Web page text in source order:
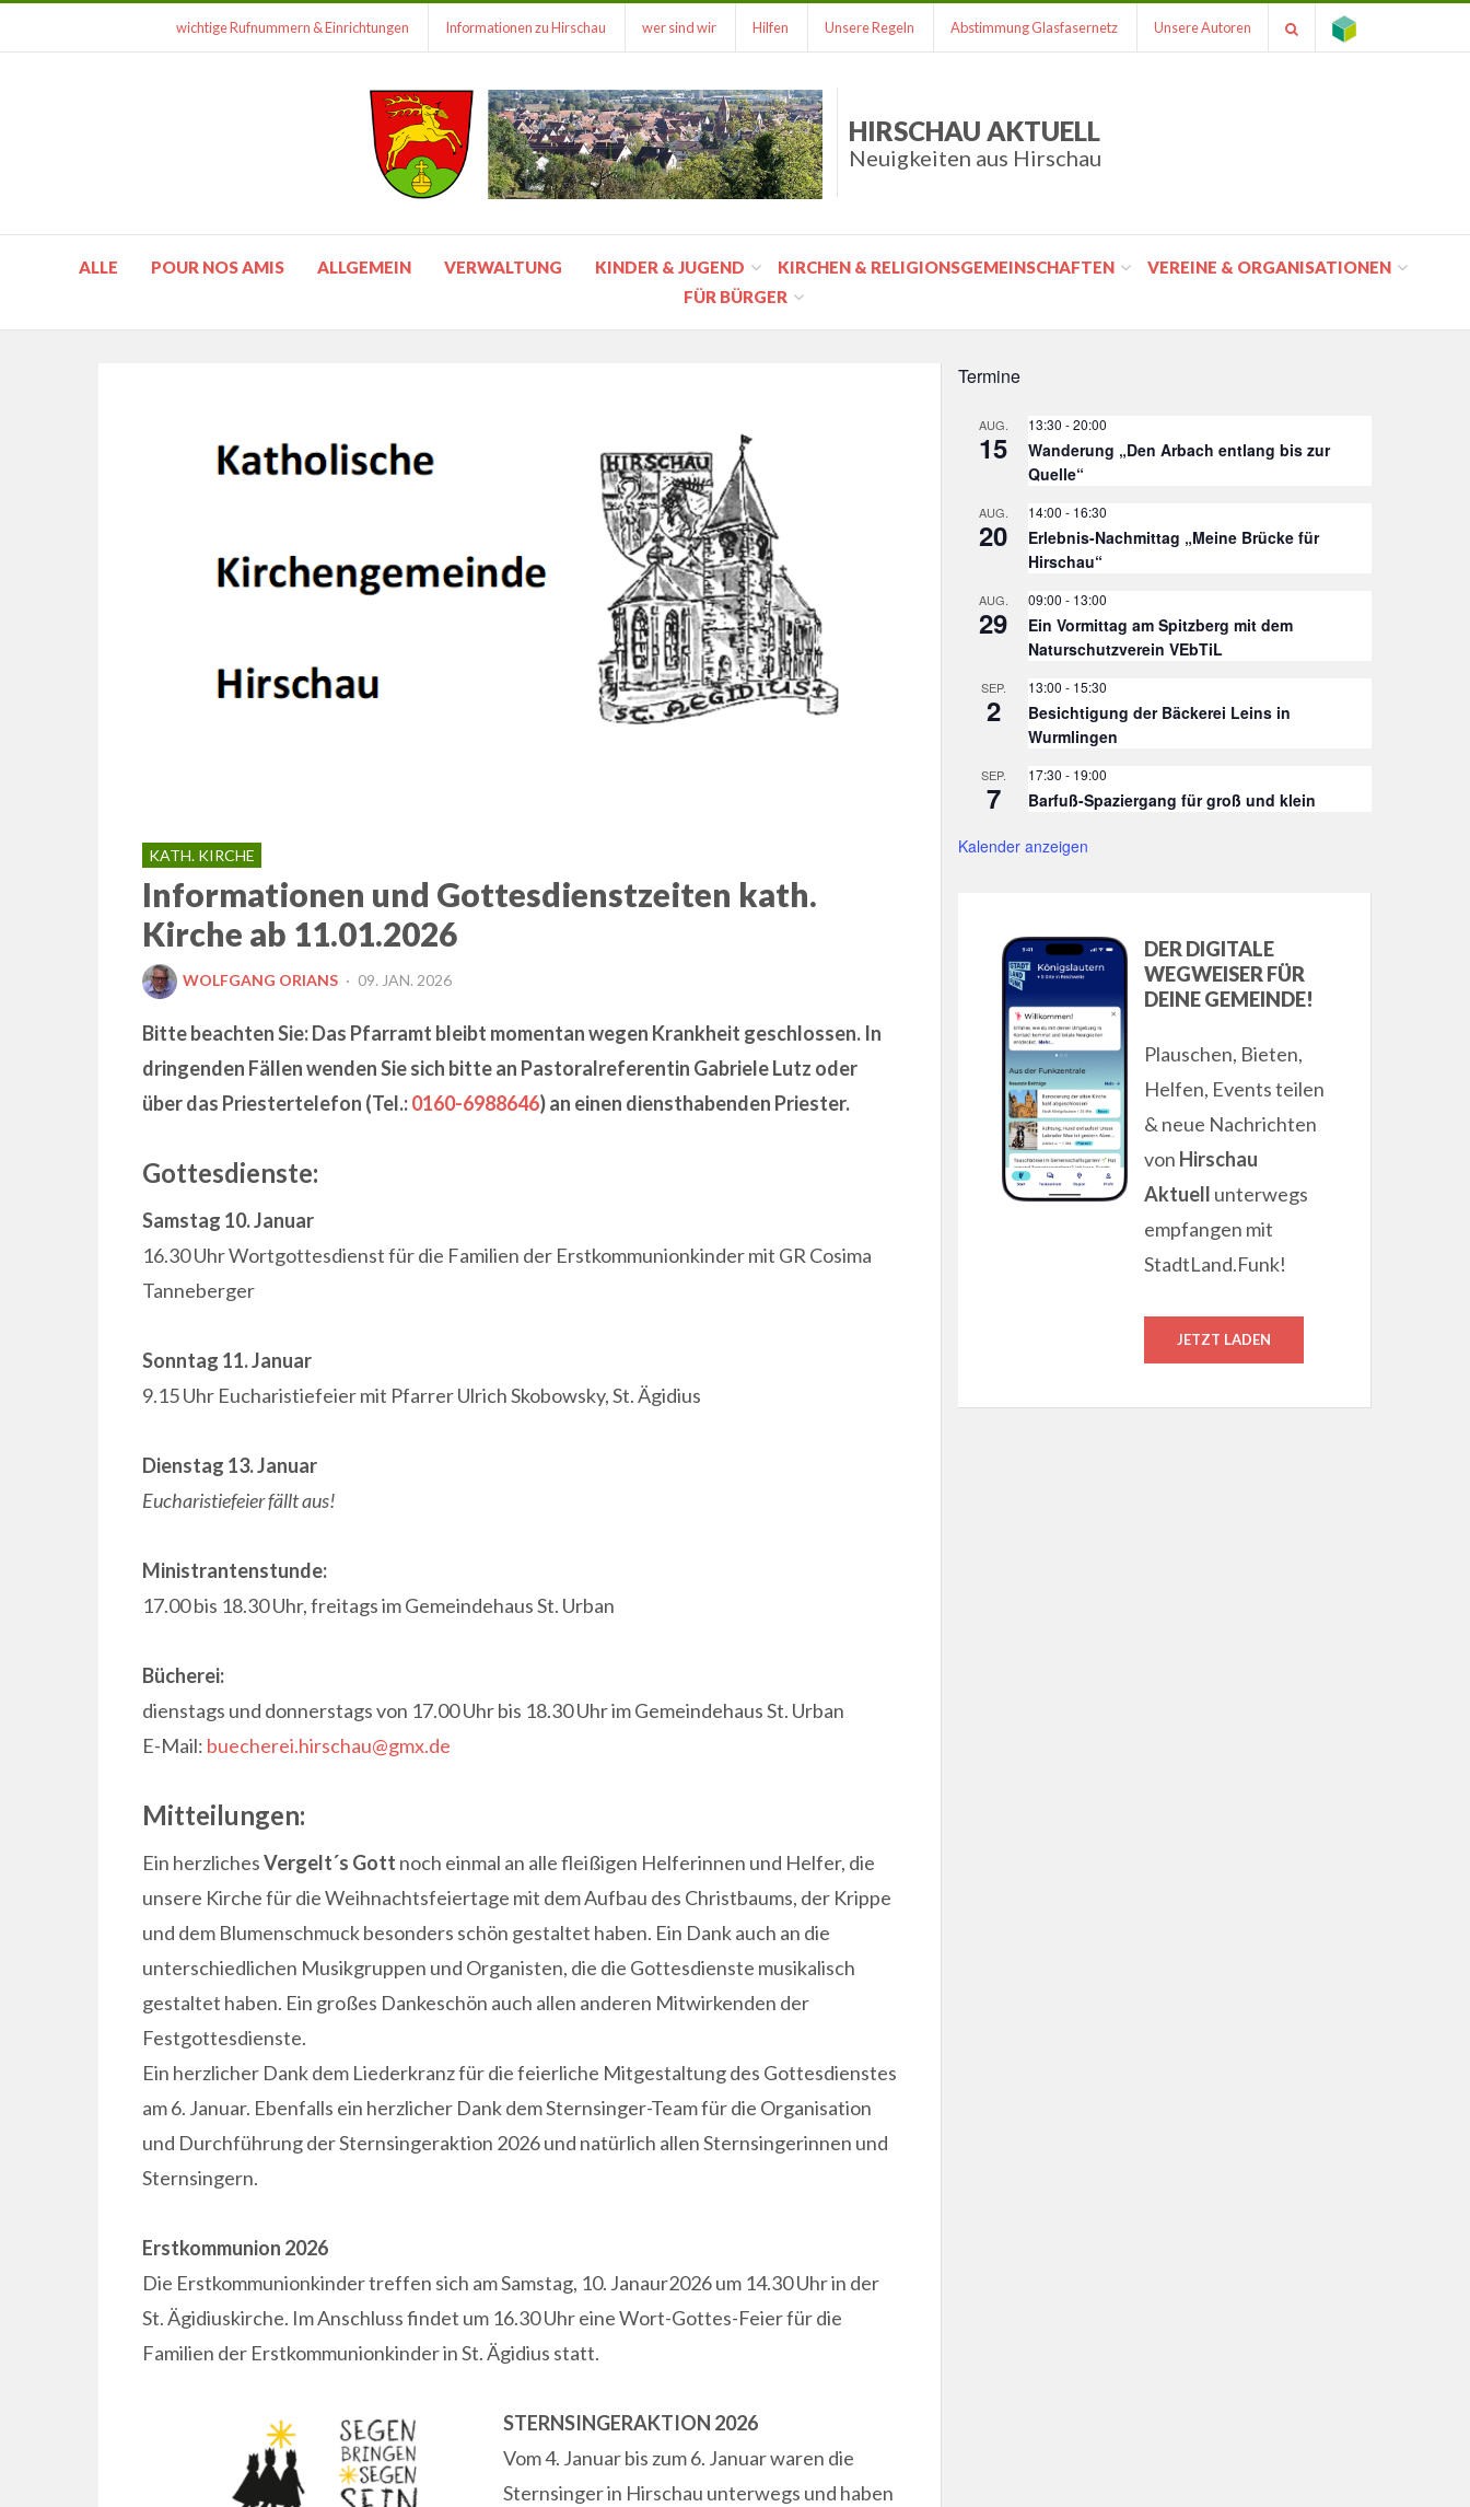
wichtige Rufnummern & Einrichtungen Informationen zu Hirschau wer sind wir Hilfen Unsere Regeln Abstimmung Glasfasernetz Unsere Autoren
HIRSCHAU AKTUELL
Neuigkeiten aus Hirschau
ALLE POUR NOS AMIS ALLGEMEIN VERWALTUNG KINDER & JUGEND KIRCHEN & RELIGIONSGEMEINSCHAFTEN
VEREINE & ORGANISATIONEN
FÜR BÜRGER
KATH. KIRCHE
Informationen und Gottesdienstzeiten kath.
Kirche ab 11.01.2026
WOLFGANG ORIANS
POSTED
09. JAN. 2026
Bitte beachten Sie: Das Pfarramt bleibt momentan wegen Krankheit geschlossen. In
dringenden Fällen wenden Sie sich bitte an Pastoralreferentin Gabriele Lutz oder
über das Priestertelefon (Tel.:0160-6988646) an einen diensthabenden Priester.
Gottesdienste:
Samstag 10. Januar
16.30 Uhr Wortgottesdienst für die Familien der Erstkommunionkinder mit GR Cosima
Tanneberger
Sonntag 11. Januar
9.15 Uhr Eucharistiefeier mit Pfarrer Ulrich Skobowsky, St. Ägidius
Dienstag 13. Januar
Eucharistiefeier fällt aus!
Ministrantenstunde:
17.00 bis 18.30 Uhr, freitags im Gemeindehaus St. Urban
Bücherei:
dienstags und donnerstags von 17.00 Uhr bis 18.30 Uhr im Gemeindehaus St. Urban
E-Mail: buecherei.hirschau@gmx.de
Mitteilungen:
Ein herzlichesVergelt´s Gott noch einmal an alle fleißigen Helferinnen und Helfer, die
unsere Kirche für die Weihnachtsfeiertage mit dem Aufbau des Christbaums, der Krippe
und dem Blumenschmuck besonders schön gestaltet haben. Ein Dank auch an die
unterschiedlichen Musikgruppen und Organisten, die die Gottesdienste musikalisch
gestaltet haben. Ein großes Dankeschön auch allen anderen Mitwirkenden der
Festgottesdienste.
Ein herzlicher Dank dem Liederkranz für die feierliche Mitgestaltung des Gottesdienstes
am 6. Januar. Ebenfalls ein herzlicher Dank dem Sternsinger-Team für die Organisation
und Durchführung der Sternsingeraktion 2026 und natürlich allen Sternsingerinnen und
Sternsingern.
Erstkommunion 2026
Die Erstkommunionkinder treffen sich am Samstag, 10. Janaur2026 um 14.30 Uhr in der
St. Ägidiuskirche. Im Anschluss findet um 16.30 Uhr eine Wort-Gottes-Feier für die
Familien der Erstkommunionkinder in St. Ägidius statt.
STERNSINGERAKTION 2026
Vom 4. Januar bis zum 6. Januar waren die
Sternsinger in Hirschau unterwegs und haben
Termine
AUG.
15
13:30 -20:00
Wanderung „Den Arbach entlang bis zur
Quelle“
AUG.
20
14:00 - 16:30
Erlebnis-Nachmittag „Meine Brücke für
Hirschau“
AUG.
29
09:00 - 13:00
Ein Vormittag am Spitzberg mit dem
Naturschutzverein VEbTiL
SEP.
2
13:00 - 15:30
Besichtigung der Bäckerei Leins in
Wurmlingen
SEP.
7
17:30 - 19:00
Barfuß-Spaziergang für groß und klein
Kalender anzeigen
DER DIGITALE
WEGWEISER FÜR
DEINE GEMEINDE!
Plauschen, Bieten,
Helfen, Events teilen
& neue Nachrichten
von Hirschau
Aktuell unterwegs
empfangen mit
StadtLand.Funk!
JETZT LADEN